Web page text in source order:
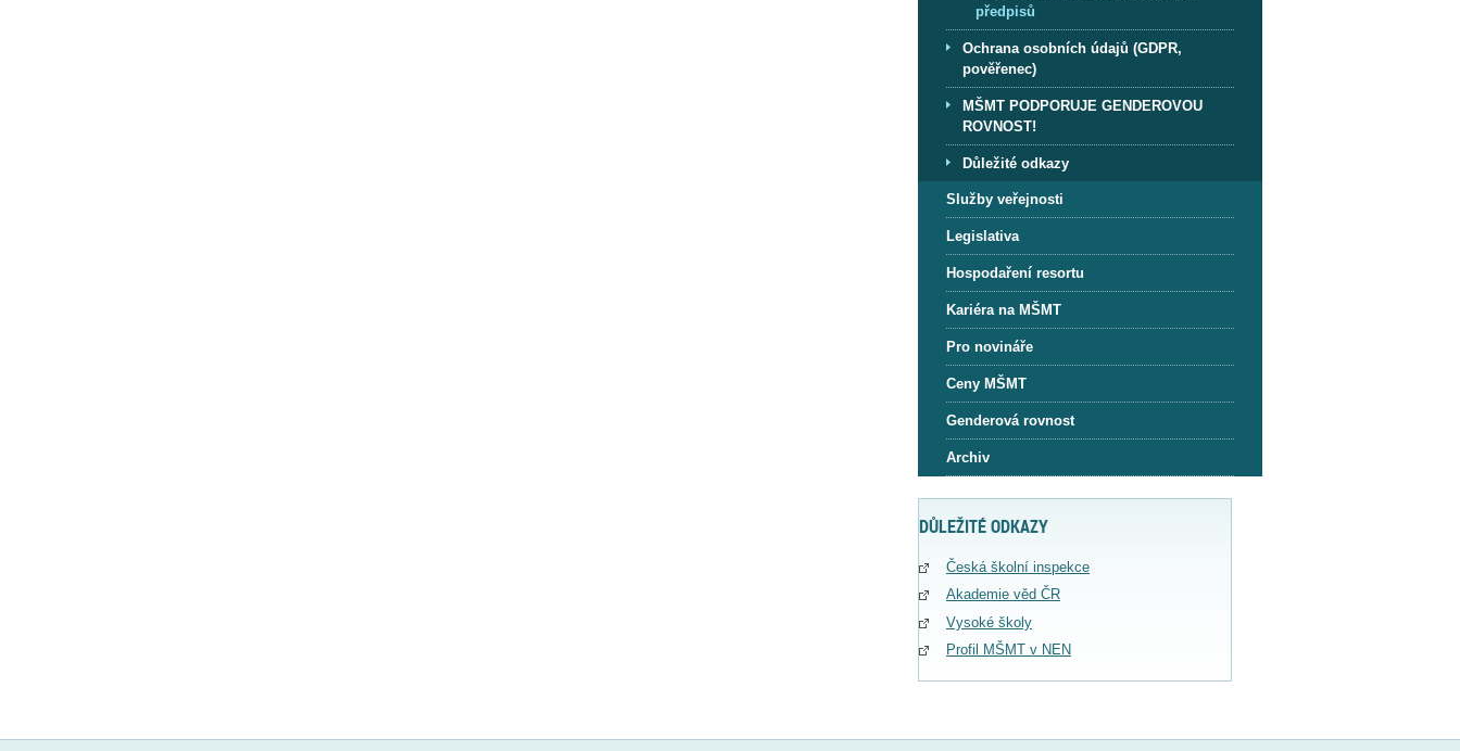
předpisů
Ochrana osobních údajů (GDPR,
pověřenec)
MŠMT PODPORUJE GENDEROVOU
ROVNOST!
Důležité odkazy
Služby veřejnosti
Legislativa
Hospodaření resortu
Kariéra na MŠMT
Pro novináře
Ceny MŠMT
Genderová rovnost
Archiv
DŮLEŽITÉ ODKAZY
Česká školní inspekce
Akademie věd ČR
Vysoké školy
Profil MŠMT v NEN